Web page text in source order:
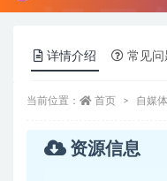
详情介绍 常见问
当前位置： 首页 自媒
资源信息